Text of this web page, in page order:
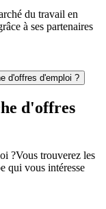
du travail en
à ses partenaires
d'offres d'emploi ?
d'offres
?Vous trouverez les
qui vous intéresse